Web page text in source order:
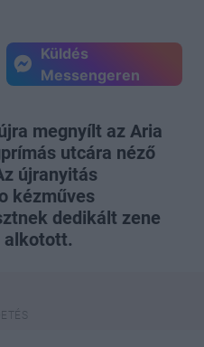
Küldés
Messengeren
megnyílt az Aria
utcára néző
újranyitás
kézműves
dedikált zene
alkotott.